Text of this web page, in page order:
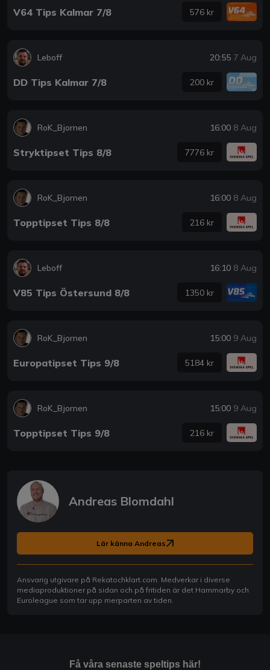
V64 Tips Kalmar 7/8 576 kr
Leboff 20:55 7 Aug
DD Tips Kalmar 7/8 200 kr
RoK_Bjornen 16:00 8 Aug
Stryktipset Tips 8/8 7776 kr
RoK_Bjornen 16:00 8 Aug
Topptipset Tips 8/8 216 kr
Leboff 16:10 8 Aug
V85 Tips Östersund 8/8 1350 kr
RoK_Bjornen 15:00 9 Aug
Europatipset Tips 9/8 5184 kr
RoK_Bjornen 15:00 9 Aug
Topptipset Tips 9/8 216 kr
Andreas Blomdahl
Lär känna Andreas
Ansvarig utgivare på Rekatochklart.com. Medverkar i diverse
mediaproduktioner på sidan och på fritiden är det Hammarby och
Euroleague som tar upp merparten av tiden.
Få våra senaste speltips här!